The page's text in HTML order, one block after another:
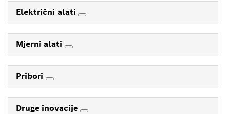
Električni alati
Mjerni alati
Pribori
Druge inovacije